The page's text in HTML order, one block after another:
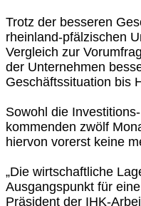
Trotz der besseren
rheinland-pfälzischen
Vergleich zur
der Unternehmen
Geschäftssituation bis
Sowohl die
kommenden zwölf
hiervon vorerst keine
„Die wirtschaftliche
Ausgangspunkt für
Präsident der IHK-